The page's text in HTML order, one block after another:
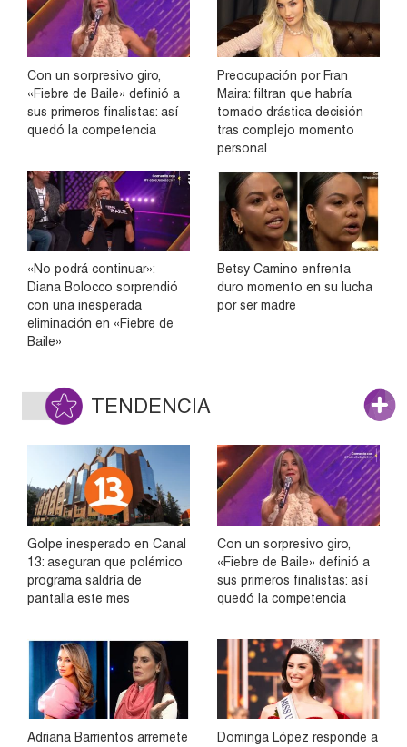
Con un sorpresivo giro,
«Fiebre de Baile» definió a
sus primeros finalistas: así
quedó la competencia
Preocupación por Fran
Maira: filtran que habría
tomado drástica decisión
tras complejo momento
personal
«No podrá continuar»:
Diana Bolocco sorprendió
con una inesperada
eliminación en «Fiebre de
Baile»
Betsy Camino enfrenta
duro momento en su lucha
por ser madre
TENDENCIA
Golpe inesperado en Canal
13: aseguran que polémico
programa saldría de
pantalla este mes
Con un sorpresivo giro,
«Fiebre de Baile» definió a
sus primeros finalistas: así
quedó la competencia
Adriana Barrientos arremete
Dominga López responde a